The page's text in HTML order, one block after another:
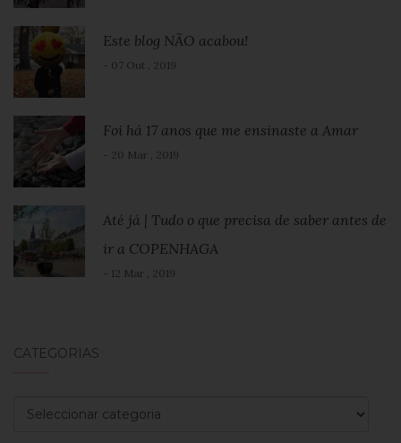
Este blog NÃO acabou!
- 07 Out , 2019
Foi há 17 anos que me ensinaste a Amar
- 20 Mar , 2019
Até já | Tudo o que precisa de saber antes de
ir a COPENHAGA
- 12 Mar , 2019
CATEGORIAS
Categorias